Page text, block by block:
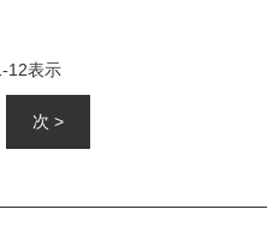
-12表示
次 >